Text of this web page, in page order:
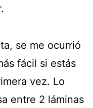
se me ocurrió
fácil si estás
vez. Lo
entre 2 láminas